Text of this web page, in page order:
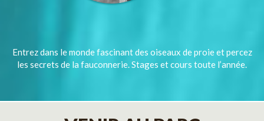
Entrez dans le monde fascinant des oiseaux de proie et percez
les secrets de la fauconnerie. Stages et cours toute l’année.